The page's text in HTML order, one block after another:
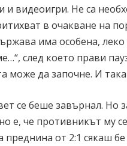
и видеоигри. Не са
в очакване на
има особена,
след което прави
може да започне. И
се беше завърнал. Но
е, че противникът му
преднина от 2:1 сякаш